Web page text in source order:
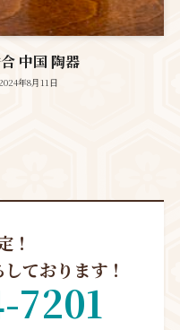
中国 陶器
年8月11日
！
ております！
7201